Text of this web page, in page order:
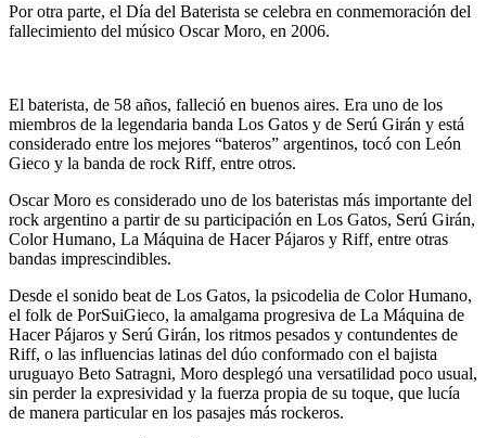
Por otra parte, el Día del Baterista se celebra en conmemoración del
fallecimiento del músico Oscar Moro, en 2006.
El baterista, de 58 años, falleció en buenos aires. Era uno de los
miembros de la legendaria banda Los Gatos y de Serú Girán y está
considerado entre los mejores “bateros” argentinos, tocó con León
Gieco y la banda de rock Riff, entre otros.
Oscar Moro es considerado uno de los bateristas más importante del
rock argentino a partir de su participación en Los Gatos, Serú Girán,
Color Humano, La Máquina de Hacer Pájaros y Riff, entre otras
bandas imprescindibles.
Desde el sonido beat de Los Gatos, la psicodelia de Color Humano,
el folk de PorSuiGieco, la amalgama progresiva de La Máquina de
Hacer Pájaros y Serú Girán, los ritmos pesados y contundentes de
Riff, o las influencias latinas del dúo conformado con el bajista
uruguayo Beto Satragni, Moro desplegó una versatilidad poco usual,
sin perder la expresividad y la fuerza propia de su toque, que lucía
de manera particular en los pasajes más rockeros.